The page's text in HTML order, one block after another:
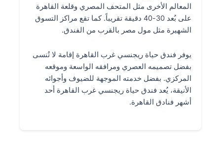
المعالم الأخرى مثل المتحف المصري وقلعة القاهرة
على بُعد 30-40 دقيقة تقريباً. كما تقع مراكز التسوق
الشهيرة مثل مول مصر بالقرب من الفندق.
يوفر فندق حياة ريجنسي غرب القاهرة إقامة لا تُنسى
بفضل تصميمه العصري ومرافقه الواسعة وموقعه
المركزي. بفضل خدمته الموجهة للضيوف وأجوائه
الأنيقة، يُعد فندق حياة ريجنسي غرب القاهرة أحد
أشهر فنادق القاهرة.